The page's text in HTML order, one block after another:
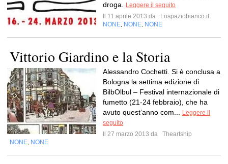
droga.
Leggere il seguito
Il 11 aprile 2013 da
Lospaziobianco.it
NONE NONE NONE
Vittorio Giardino e la Storia
Alessandro Cochetti. Si è conclusa a
Bologna la settima edizione di
BilbOlbul – Festival internazionale di
fumetto (21-24 febbraio), che ha
avuto quest’anno com...
Leggere il
seguito
Il 27 marzo 2013 da
Theartship
NONE NONE